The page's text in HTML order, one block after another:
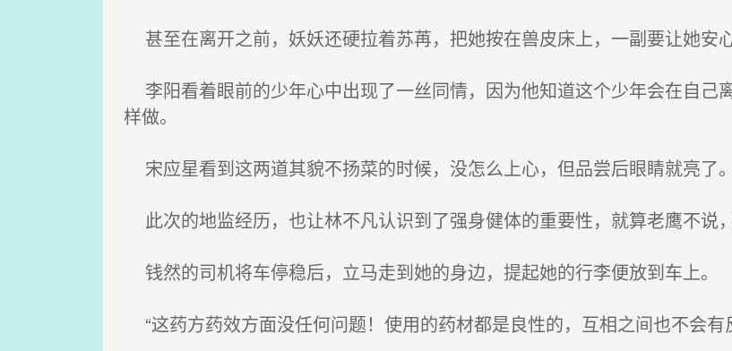
甚至在离开之前，妖妖还硬拉着苏苒，把她按在兽皮床上，一副要让她安
李阳看着眼前的少年心中出现了一丝同情，因为他知道这个少年会在自己
样做。
宋应星看到这两道其貌不扬菜的时候，没怎么上心，但品尝后眼睛就亮了。
此次的地监经历，也让林不凡认识到了强身健体的重要性，就算老鹰不说
钱然的司机将车停稳后，立马走到她的身边，提起她的行李便放到车上。
“这药方药效方面没任何问题！使用的药材都是良性的，互相之间也不会有